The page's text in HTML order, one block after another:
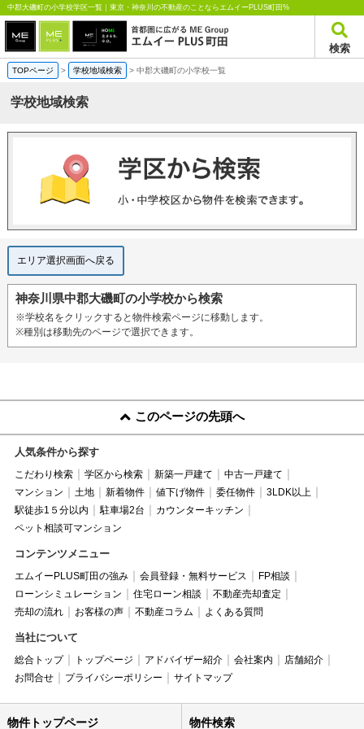
中郡大磯町の小学校学区一覧｜東京・神奈川の不動産のことならエムイーPLUS町田%
検索
TOPページ > 学校地域検索 > 中郡大磯町の小学校一覧
学校地域検索
エリア選択画面へ戻る
神奈川県中郡大磯町の小学校から検索
※学校名をクリックすると物件検索ページに移動します。
※種別は移動先のページで選択できます。
このページの先頭へ
人気条件から探す
こだわり検索 学区から検索 新築一戸建て
中古一戸建て
マンション
土地 新着物件 値下げ物件 委任物件
3LDK以上
駅徒歩1５分以内
駐車場2台
カウンターキッチン
ペット相談可マンション
コンテンツメニュー
エムイーPLUS町田の強み 会員登録・無料サービス
FP相談
ローンシミュレーション
住宅ローン相談
不動産売却査定
売却の流れ
お客様の声 不動産コラム よくある質問
当社について
総合トップ トップページ アドバイザー紹介 会社案内
店舗紹介
お問合せ
プライバシーポリシー サイトマップ
物件トップページ 物件検索